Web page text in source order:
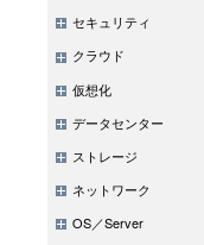
セキュリティ
クラウド
仮想化
データセンター
ストレージ
ネットワーク
OS／Server